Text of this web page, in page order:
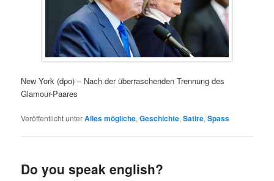
New York (dpo) – Nach der überraschenden Trennung des
Glamour-Paares
Veröffentlicht unterAlles mögliche,Geschichte,Satire,Spass
Do you speak english?